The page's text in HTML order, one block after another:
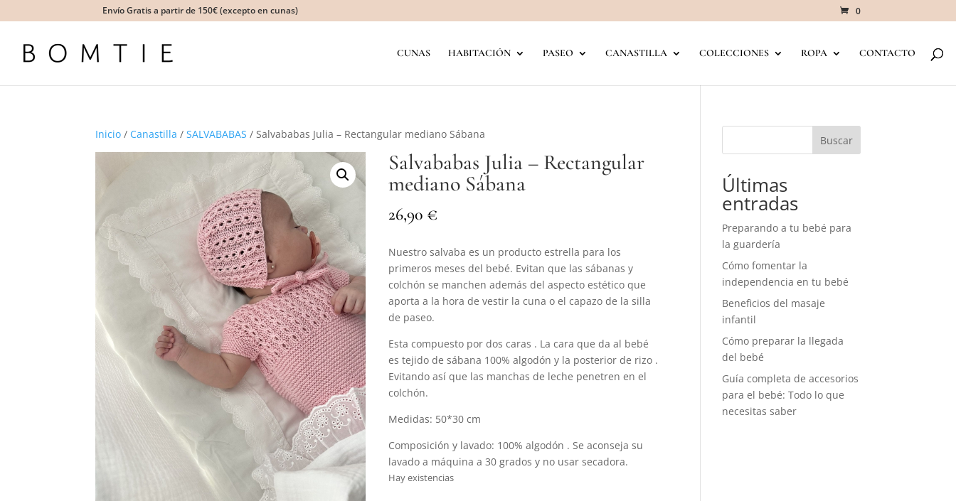
Envío Gratis a partir de 150€ (excepto en cunas) 0
CUNAS HABITACIÓN PASEO CANASTILLA COLECCIONES ROPA CONTACTO
Inicio / Canastilla /SALVABABAS / Salvababas Julia – Rectangular mediano Sábana
Salvababas Julia – Rectangular
mediano Sábana
26,90 €
Nuestro salvaba es un producto estrella para los
primeros meses del bebé. Evitan que las sábanas y
colchón se manchen además del aspecto estético que
aporta a la hora de vestir la cuna o el capazo de la silla
de paseo.
Esta compuesto por dos caras . La cara que da al bebé
es tejido de sábana 100% algodón y la posterior de rizo .
Evitando así que las manchas de leche penetren en el
colchón.
Medidas: 50*30 cm
Composición y lavado: 100% algodón . Se aconseja su
lavado a máquina a 30 grados y no usar secadora.
Hay existencias
Buscar
Últimas
entradas
Preparando a tu bebé para
la guardería
Cómo fomentar la
independencia en tu bebé
Beneficios del masaje
infantil
Cómo preparar la llegada
del bebé
Guía completa de accesorios
para el bebé: Todo lo que
necesitas saber